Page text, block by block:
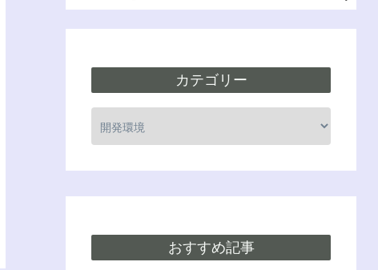
カテゴリー
おすすめ記事